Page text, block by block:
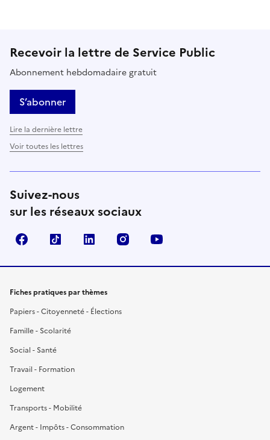
Recevoir la lettre de Service Public
Abonnement hebdomadaire gratuit
S’abonner
Lire la dernière lettre
Voir toutes les lettres
Suivez-nous
sur les réseaux sociaux
FacebookTikTok LinkedIn Instagram
Fiches pratiques par thèmes
Papiers - Citoyenneté - Élections
Famille - Scolarité
Social - Santé
Travail - Formation
Logement
Transports - Mobilité
Argent - Impôts - Consommation